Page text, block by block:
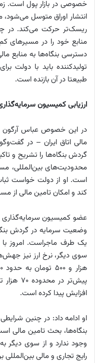
خصوصی در بازار پول است.
انتشار اوراق متوسل
‌ریسک‌تر حرکت می‌کند. در
منابع خود را در
دسترسی بنگاه‌ها به منابع
تولیدکننده باید با دولت
طبیعتا در آن بازنده است.
ارزیابی کمیسیون
در این خصوص عباس آرگون
مالی اتاق ایران – در
گردش بنگاه‌ها را تشریح و
محدودیت‌های بین‌المللی،
است. او از دولت خواست
کند و امکان تامین مالی از
عضو کمیسیون سرمایه‌گذاری و
وضعیت سرمایه در گردش
افزایش پیدا کرده است.
او ادامه داد: در چنین
بنگاه‌ها، بحث تامین مالی
وجود ندارد و از سوی دیگر
رایج تجاری و مالی